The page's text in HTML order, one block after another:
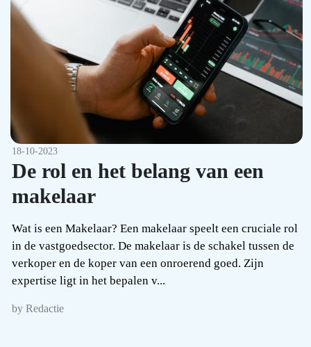
18-10-2023
De rol en het belang van een
makelaar
Wat is een Makelaar? Een makelaar speelt een cruciale rol
in de vastgoedsector. De makelaar is de schakel tussen de
verkoper en de koper van een onroerend goed. Zijn
expertise ligt in het bepalen v...
by Redactie